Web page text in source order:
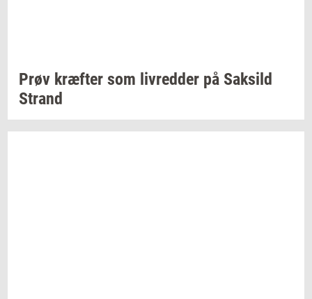
Prøv kræf­ter som liv­red­der på Sak­sild
Strand